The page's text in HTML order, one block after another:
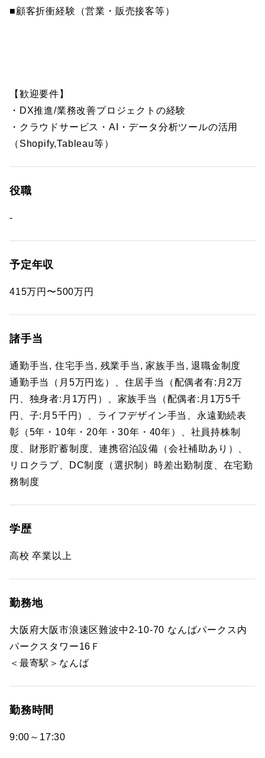
■顧客折衝経験（営業・販売接客等）
【歓迎要件】
・DX推進/業務改善プロジェクトの経験
・クラウドサービス・AI・データ分析ツールの活用
（Shopify,Tableau等）
役職
-
予定年収
415万円〜500万円
諸手当
通勤手当, 住宅手当, 残業手当, 家族手当, 退職金制度
通勤手当（月5万円迄）、住居手当（配偶者有:月2万
円、独身者:月1万円）、家族手当（配偶者:月1万5千
円、子:月5千円）、ライフデザイン手当、永遠勤続表
彰（5年・10年・20年・30年・40年）、社員持株制
度、財形貯蓄制度、連携宿泊設備（会社補助あり）、
リロクラブ、DC制度（選択制）時差出勤制度、在宅勤
務制度
学歴
高校 卒業以上
勤務地
大阪府大阪市浪速区難波中2-10-70 なんばパークス内
パークスタワー16Ｆ
＜最寄駅＞なんば
勤務時間
9:00～17:30